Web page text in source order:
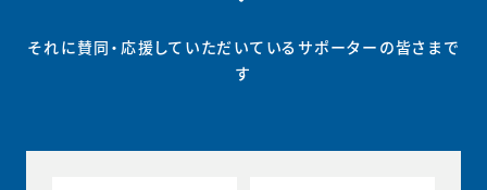
それに賛同・応援していただいているサポーターの皆さまで
す